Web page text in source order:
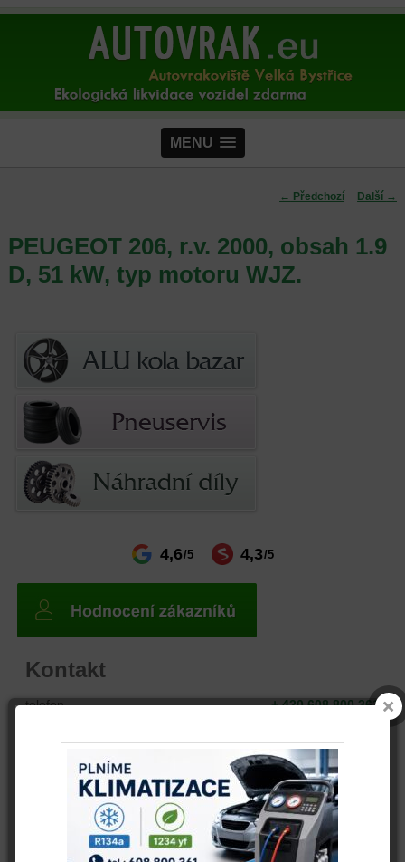
MENU
Navigace pro
← Předchozí Další →
PEUGEOT 206, r.v. 2000, obsah 1.9
D, 51 kW, typ motoru WJZ.
4,6/5 4,3/5
Kontakt
telefon
+ 420 608 800 361